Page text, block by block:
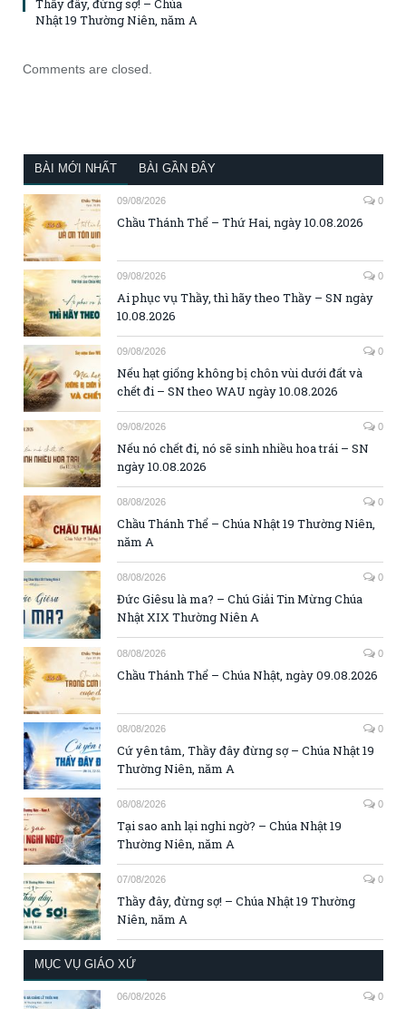
Nhật 19 Thường Niên, năm A
Comments are closed.
BÀI MỚI NHẤT BÀI GẦN ĐÂY
09/08/2026 0
Chầu Thánh Thể – Thứ Hai, ngày 10.08.2026
09/08/2026 0
Ai phục vụ Thầy, thì hãy theo Thầy – SN ngày
10.08.2026
09/08/2026 0
Nếu hạt giống không bị chôn vùi dưới đất và
chết đi – SN theo WAU ngày 10.08.2026
09/08/2026 0
Nếu nó chết đi, nó sẽ sinh nhiều hoa trái – SN
ngày 10.08.2026
08/08/2026 0
Chầu Thánh Thể – Chúa Nhật 19 Thường Niên,
năm A
08/08/2026 0
Đức Giêsu là ma? – Chú Giải Tin Mừng Chúa
Nhật XIX Thường Niên A
08/08/2026 0
Chầu Thánh Thể – Chúa Nhật, ngày 09.08.2026
08/08/2026 0
Cứ yên tâm, Thầy đây đừng sợ – Chúa Nhật 19
Thường Niên, năm A
08/08/2026 0
Tại sao anh lại nghi ngờ? – Chúa Nhật 19
Thường Niên, năm A
07/08/2026 0
Thầy đây, đừng sợ! – Chúa Nhật 19 Thường
Niên, năm A
MỤC VỤ GIÁO XỨ
06/08/2026 0